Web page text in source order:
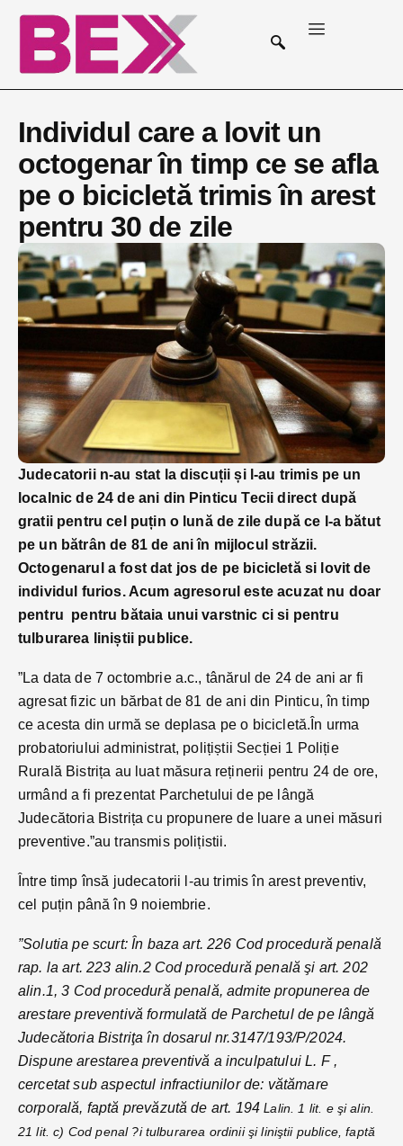
Individul care a lovit un
octogenar în timp ce se afla
pe o bicicletă trimis în arest
pentru 30 de zile
Judecatorii n-au stat la discuții și l-au trimis pe un
localnic de 24 de ani din Pinticu Tecii direct după
gratii pentru cel puțin o lună de zile după ce l-a bătut
pe un bătrân de 81 de ani în mijlocul străzii.
Octogenarul a fost dat jos de pe bicicletă si lovit de
individul furios. Acum agresorul este acuzat nu doar
pentru pentru bătaia unui varstnic ci si pentru
tulburarea liniștii publice.
”La data de 7 octombrie a.c., tânărul de 24 de ani ar fi
agresat fizic un bărbat de 81 de ani din Pinticu, în timp
ce acesta din urmă se deplasa pe o bicicletă.În urma
probatoriului administrat, polițiștii Secției 1 Poliție
Rurală Bistrița au luat măsura reținerii pentru 24 de ore,
urmând a fi prezentat Parchetului de pe lângă
Judecătoria Bistrița cu propunere de luare a unei măsuri
preventive.”au transmis polițistii.
Între timp însă judecatorii l-au trimis în arest preventiv,
cel puțin până în 9 noiembrie.
”Solutia pe scurt: În baza art. 226 Cod procedură penală
rap. la art. 223 alin.2 Cod procedură penală şi art. 202
alin.1, 3 Cod procedură penală, admite propunerea de
arestare preventivă formulată de Parchetul de pe lângă
Judecătoria Bistriţa în dosarul nr.3147/193/P/2024.
Dispune arestarea preventivă a inculpatului L. F ,
cercetat sub aspectul infractiunilor de: vătămare
corporală, faptă prevăzută de art. 194Lalin. 1 lit. e şi alin.
21 lit. c) Cod penal ?i tulburarea ordinii şi liniştii publice, faptă